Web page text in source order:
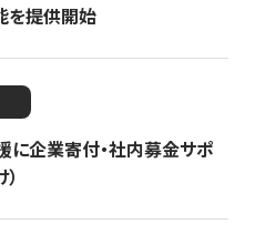
を提供開始
企業寄付・社内募金サポ